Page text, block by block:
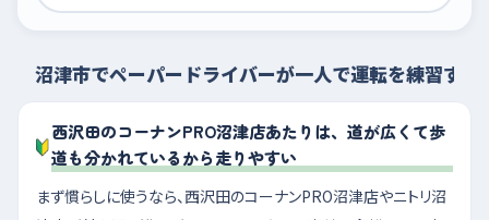
沼津市でペーパードライバーが一人で運転を練習する
西沢田のコーナンPRO沼津店あたりは、道が広くて歩
道も分かれているから走りやすい
まず慣らしに使うなら、西沢田のコーナンPRO沼津店やニトリ沼